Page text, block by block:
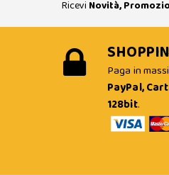
Ricevi Novità,
Paga in
PayPal,
128bit.